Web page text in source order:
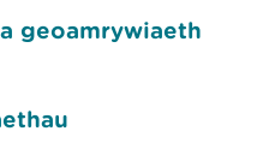
geoamrywiaeth